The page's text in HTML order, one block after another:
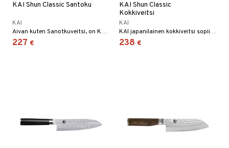
KAI Shun Classic Santoku
KAI
Aivan kuten Sanotkuveitsi, on Kokkiveitsikin hiottu molemmin puolin. Se soveltuu periaatteessa kaikkeen leikkaamiseen keittiössä, hedelmistä ja vihanneksista lihaan, kalaan ja linnun leikkaamiseen.
227 €
KAI Shun Classic
Kokkiveitsi
KAI
KAI japanilainen kokkiveitsi sopii erinomaisesti vihannesten ja lihan leikkaamiseen.
238 €